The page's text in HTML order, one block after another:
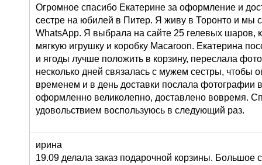
Огромное спасибо Екатерине за оформление и
сестре на юбилей в Питер. Я живу в Торонто и мы
WhatsApp. Я выбрала на сайте 25 гелевых шаров,
мягкую игрушку и коробку Macaroon. Екатерина
и ягоды лучше положить в корзину, переслала
несколько дней связалась с мужем сестры, чтобы
временем и в день доставки послала фотографии
оформленно великолепно, доставлено вовремя.
удовольствием воспользуюсь в следующий раз.
ирина
19.09 делала заказ подарочной корзины. Большое